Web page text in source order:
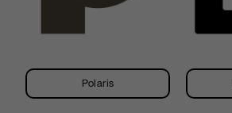
Polaris